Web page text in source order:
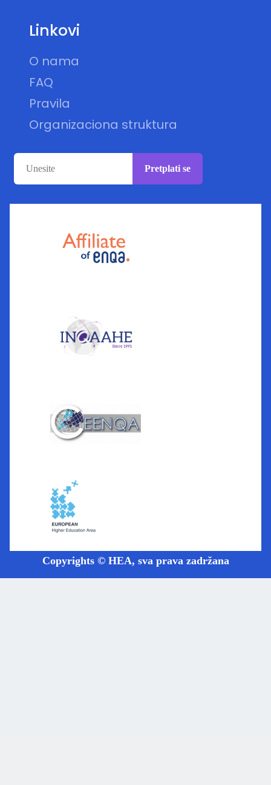
Linkovi
O nama
FAQ
Pravila
Organizaciona struktura
Pretplati se
Copyrights © HEA, sva prava zadržana